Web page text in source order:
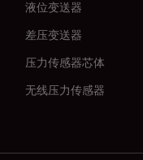
液位变送器
差压变送器
压力传感器芯体
无线压力传感器